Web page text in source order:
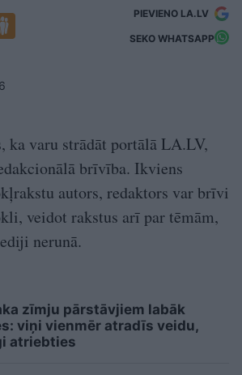
PIEVIENO LA.LV
SEKO WHATSAPP
ka varu strādāt portālā LA.LV,
brīvība. Ikviens
autors, redaktors var brīvi
veidot rakstus arī par tēmām,
nerunā.
zīmju pārstāvjiem labāk
viņi vienmēr atradīs veidu,
atriebties